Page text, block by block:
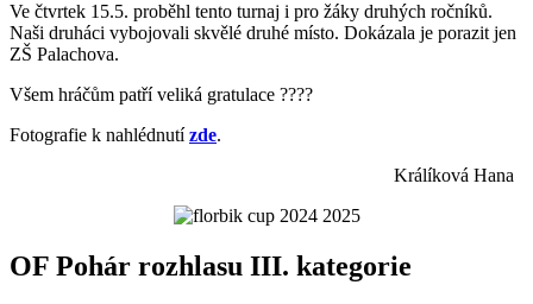
Ve čtvrtek 15.5. proběhl tento turnaj i pro žáky druhých ročníků.
Naši druháci vybojovali skvělé druhé místo. Dokázala je porazit jen
ZŠ Palachova.
Všem hráčům patří veliká gratulace ????
Fotografie k nahlédnutízde.
Králíková Hana
OF Pohár rozhlasu III. kategorie